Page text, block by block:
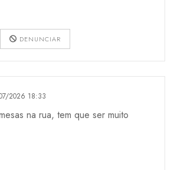
DENUNCIAR
2026 18:33
na rua, tem que ser muito